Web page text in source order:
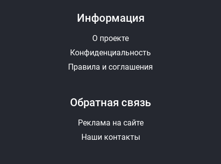
Информация
О проекте
Конфиденциальность
Правила и соглашения
Обратная связь
Реклама на сайте
Наши контакты